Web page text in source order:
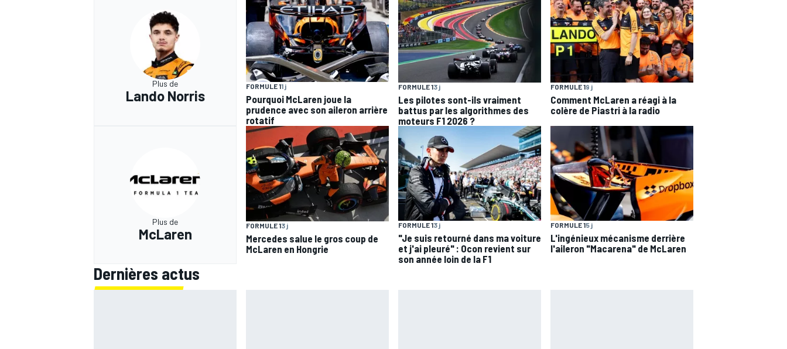
Plus de
Lando Norris
FORMULE 11 j
Pourquoi McLaren joue la
prudence avec son aileron arrière
rotatif
FORMULE 13 j
Les pilotes sont-ils vraiment
battus par les algorithmes des
moteurs F1 2026 ?
FORMULE 19 j
Comment McLaren a réagi à la
colère de Piastri à la radio
Plus de
McLaren
FORMULE 13 j
Mercedes salue le gros coup de
McLaren en Hongrie
FORMULE 13 j
"Je suis retourné dans ma voiture
et j'ai pleuré" : Ocon revient sur
son année loin de la F1
FORMULE 15 j
L'ingénieux mécanisme derrière
l'aileron "Macarena" de McLaren
Dernières actus